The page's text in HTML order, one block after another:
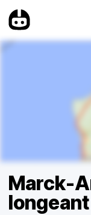
Marck-